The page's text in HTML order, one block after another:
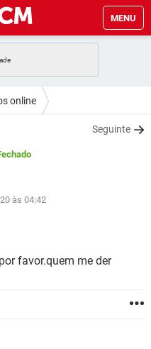
MENU
FACEBOOK
GMAIL
WHATSAPP
WHATSAPP
EXCEL
GMAIL
online
Seguinte
às 04:42
favor.quem me der